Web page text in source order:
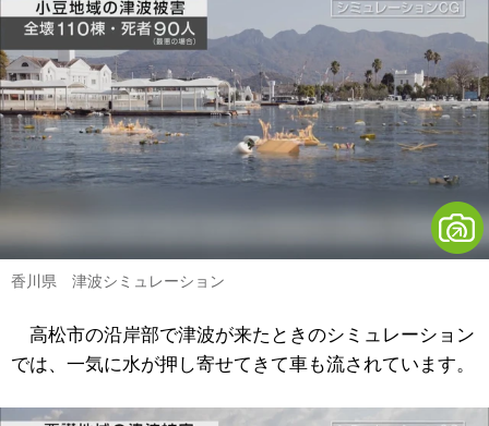
香川県 津波シミュレーション
高松市の沿岸部で津波が来たときのシミュレーション
では、一気に水が押し寄せてきて車も流されています。